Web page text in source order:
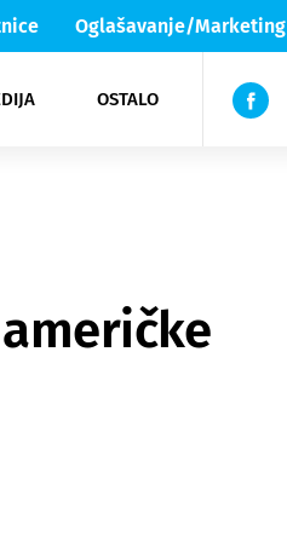
Oglašavanje/Marketing
OSTALO
Lika & Senj
TV